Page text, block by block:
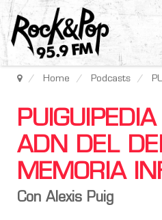
Home Podcasts
ADN DEL
MEMORIA
Con Alexis Puig